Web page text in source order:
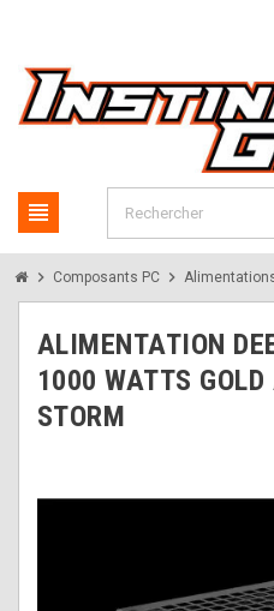
view_headline
chevron_right Composants PC chevron_right
ALIMENTATION
1000 WATTS
STORM